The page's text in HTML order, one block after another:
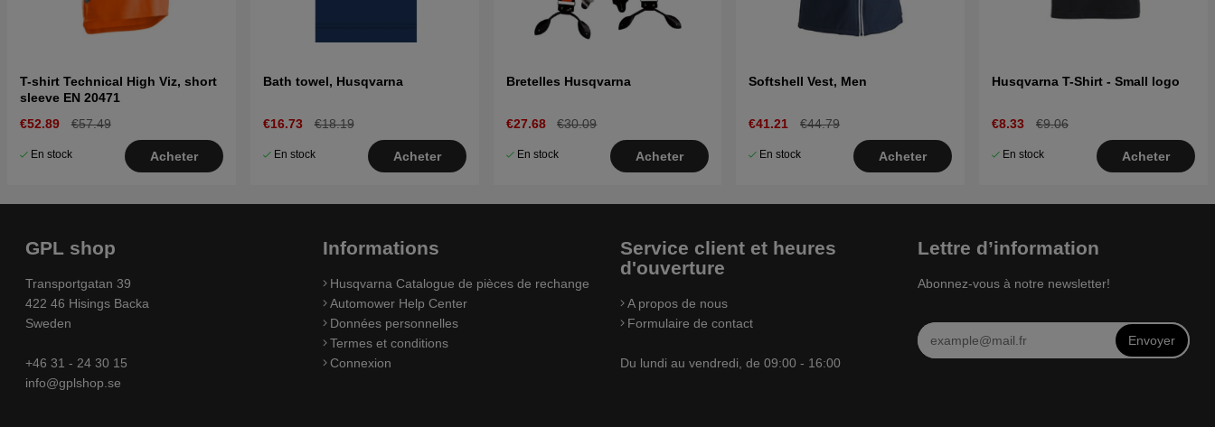
T-shirt Technical High Viz, short
sleeve EN 20471
€52.89
€57.49
En stock Acheter
Bath towel, Husqvarna
€16.73 €18.19
En stock Acheter
Bretelles Husqvarna
€27.68 €30.09
En stock Acheter
Softshell Vest, Men
€41.21 €44.79
En stock Acheter
Husqvarna T-Shirt - Small logo
€8.33 €9.06
En stock Acheter
GPL shop
Transportgatan 39
422 46 Hisings Backa
Sweden
+46 31 - 24 30 15
info@gplshop.se
Informations
Husqvarna Catalogue de pièces de rechange
Automower Help Center
Données personnelles
Termes et conditions
Connexion
Service client et heures
d'ouverture
A propos de nous
Formulaire de contact
Du lundi au vendredi, de 09:00 - 16:00
Lettre d’information
Abonnez-vous à notre newsletter!
Envoyer